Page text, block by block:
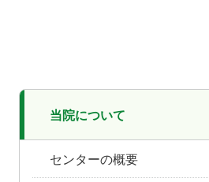
当院について
センターの概要